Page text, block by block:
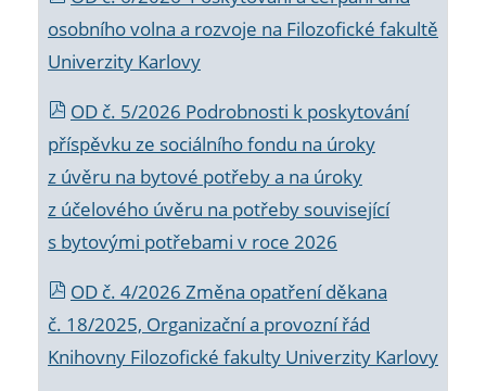
osobního volna a rozvoje na Filozofické fakultě
Univerzity Karlovy
OD č. 5/2026 Podrobnosti k poskytování
příspěvku ze sociálního fondu na úroky
z úvěru na bytové potřeby a na úroky
z účelového úvěru na potřeby související
s bytovými potřebami v roce 2026
OD č. 4/2026 Změna opatření děkana
č. 18/2025, Organizační a provozní řád
Knihovny Filozofické fakulty Univerzity Karlovy